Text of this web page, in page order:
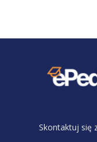
Skontaktuj się